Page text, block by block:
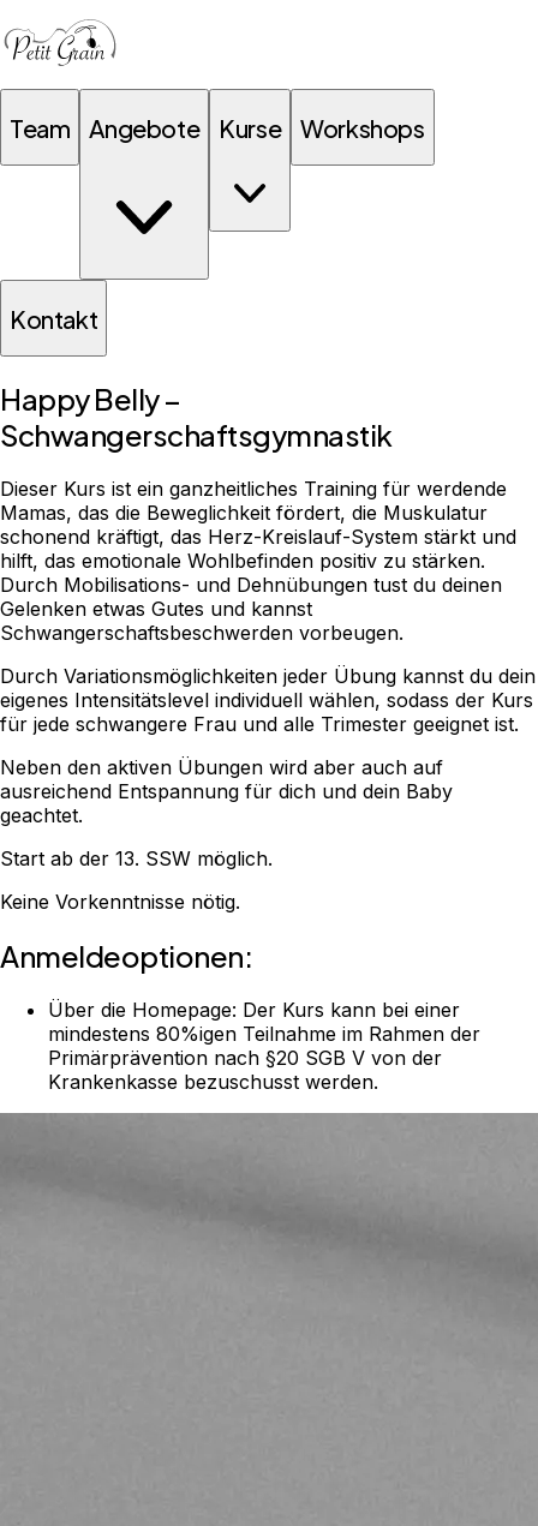
Team Angebote Kurse Workshops
Kontakt
Happy Belly –
Schwangerschaftsgymnastik
Dieser Kurs ist ein ganzheitliches Training für werdende
Mamas, das die Beweglichkeit fördert, die Muskulatur
schonend kräftigt, das Herz-Kreislauf-System stärkt und
hilft, das emotionale Wohlbefinden positiv zu stärken.
Durch Mobilisations- und Dehnübungen tust du deinen
Gelenken etwas Gutes und kannst
Schwangerschaftsbeschwerden vorbeugen.
Durch Variationsmöglichkeiten jeder Übung kannst du dein
eigenes Intensitätslevel individuell wählen, sodass der Kurs
für jede schwangere Frau und alle Trimester geeignet ist.
Neben den aktiven Übungen wird aber auch auf
ausreichend Entspannung für dich und dein Baby
geachtet.
Start ab der 13. SSW möglich.
Keine Vorkenntnisse nötig.
Anmeldeoptionen:
Über die Homepage: Der Kurs kann bei einer
mindestens 80%igen Teilnahme im Rahmen der
Primärprävention nach §20 SGB V von der
Krankenkasse bezuschusst werden.